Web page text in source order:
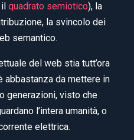
quadrato semiotico), la
la svincolo dei
semantico.
del web stia tutt’ora
abbastanza da mettere in
generazioni, visto che
l’intera umanità, o
elettrica.